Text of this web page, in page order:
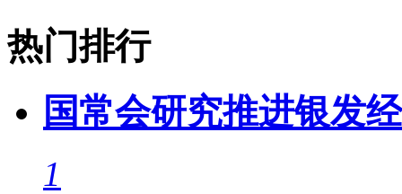
热门排行
国常会研究推进银发
1